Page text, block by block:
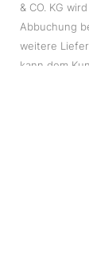
& CO. KG
Abbuchung
weitere
kann dem